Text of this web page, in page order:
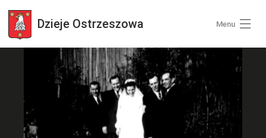
Dzieje Ostrzeszowa Menu
Wszystkie zdjęcia
Kategorie zdjęć
Zaloguj się